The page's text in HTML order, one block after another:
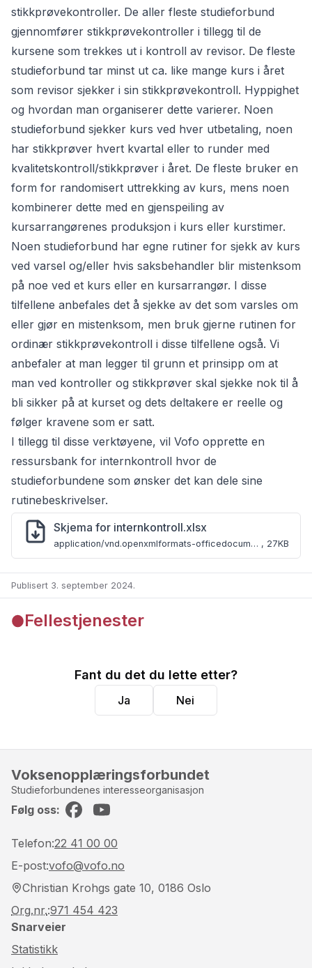
stikkprøvekontroller. De aller fleste studieforbund
gjennomfører stikkprøvekontroller i tillegg til de
kursene som trekkes ut i kontroll av revisor. De fleste
studieforbund tar minst ut ca. like mange kurs i året
som revisor sjekker i sin stikkprøvekontroll. Hyppighet
og hvordan man organiserer dette varierer. Noen
studieforbund sjekker kurs ved hver utbetaling, noen
har stikkprøver hvert kvartal eller to runder med
kvalitetskontroll/stikkprøver i året. De fleste bruker en
form for randomisert uttrekking av kurs, mens noen
kombinerer dette med en gjenspeiling av
kursarrangørenes produksjon i kurs eller kurstimer.
Noen studieforbund har egne rutiner for sjekk av kurs
ved varsel og/eller hvis saksbehandler blir mistenksom
på noe ved et kurs eller en kursarrangør. I disse
tilfellene anbefales det å sjekke av det som varsles om
eller gjør en mistenksom, men bruk gjerne rutinen for
ordinær stikkprøvekontroll i disse tilfellene også. Vi
anbefaler at man legger til grunn et prinsipp om at
man ved kontroller og stikkprøver skal sjekke nok til å
bli sikker på at kurset og dets deltakere er reelle og
følger kravene som er satt.
I tillegg til disse verktøyene, vil Vofo opprette en
ressursbank for internkontroll hvor de
studieforbundene som ønsker det kan dele sine
rutinebeskrivelser.
Skjema for internkontroll.xlsx
application/vnd.openxmlformats-officedocument.spreadsheetml.sheet , 27KB
Publisert 3. september 2024.
Fellestjenester
Fant du det du lette etter?
Ja Nei
Voksenopplæringsforbundet
Studieforbundenes interesseorganisasjon
Følg oss:
Telefon:22 41 00 00
E-post:vofo@vofo.no
Christian Krohgs gate 10, 0186 Oslo
Org.nr.:971 454 423
Snarveier
Statistikk